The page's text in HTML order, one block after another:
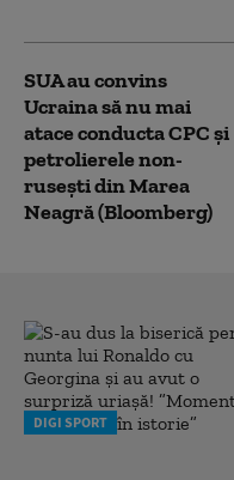
SUA au convins
Ucraina să nu mai
atace conducta CPC şi
petrolierele non-
ruseşti din Marea
Neagră (Bloomberg)
DIGI SPORT